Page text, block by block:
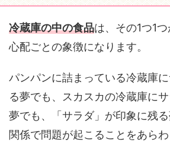
冷蔵庫の中の食品は、その1つ1
心配ごとの象徴になります。
パンパンに詰まっている冷蔵庫
る夢でも、スカスカの冷蔵庫に
夢でも、「サラダ」が印象に残
関係で問題が起こることをあらわ